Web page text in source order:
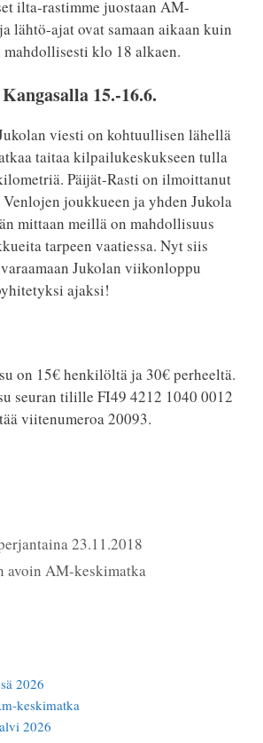
ilta-rastimme juostaan AM-
lähtö-ajat ovat samaan aikaan kuin
klo 18 alkaen.
15.-16.6.
viesti on kohtuullisen lähellä
taitaa kilpailukeskukseen tulla
Päijät-Rasti on ilmoittanut
joukkueen ja yhden Jukola
mittaan meillä on mahdollisuus
tarpeen vaatiessa. Nyt siis
Jukolan viikonloppu
ajaksi!
on 15€ henkilöltä ja 30€ perheeltä.
seuran tilille FI49 4212 1040 0012
viitenumeroa 20093.
23.11.2018
avoin AM-keskimatka
2026
keskimatka
2026